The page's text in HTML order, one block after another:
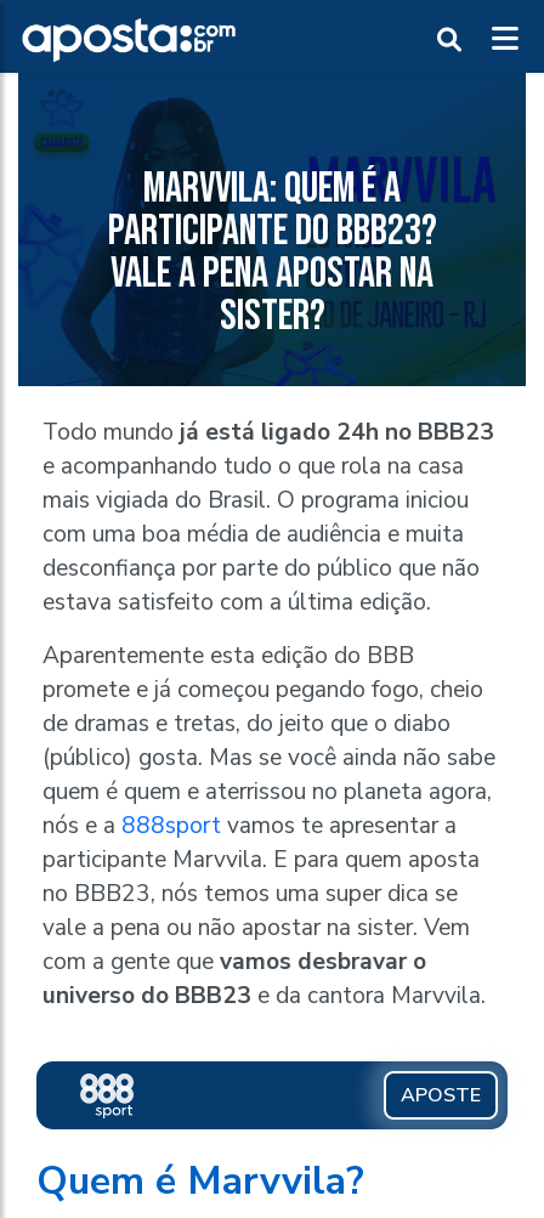
MARVVILA: QUEM É A
PARTICIPANTE DO BBB23?
VALE A PENA APOSTAR NA
SISTER?
Todo mundo já está ligado 24h no BBB23
e acompanhando tudo o que rola na casa
mais vigiada do Brasil. O programa iniciou
com uma boa média de audiência e muita
desconfiança por parte do público que não
estava satisfeito com a última edição.
Aparentemente esta edição do BBB
promete e já começou pegando fogo, cheio
de dramas e tretas, do jeito que o diabo
(público) gosta. Mas se você ainda não sabe
quem é quem e aterrissou no planeta agora,
nós e a 888sportvamos te apresentar a
participante Marvvila. E para quem aposta
no BBB23, nós temos uma super dica se
vale a pena ou não apostar na sister. Vem
com a gente quevamos desbravar o
universo do BBB23 e da cantora Marvvila.
APOSTE
Quem é Marvvila?